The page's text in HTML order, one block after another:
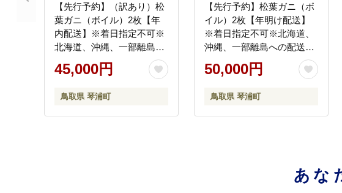
【先行予約】（訳あり）松
葉ガニ（ボイル）2枚【年
内配送】※着日指定不可※
北海道、沖縄、一部離島へ
の配送不可《ずわいがに
かに カニ 蟹》
45,000円
鳥取県 琴浦町
【先行予約】松葉ガニ（ボ
イル）2枚【年明け配送】
※着日指定不可※北海道、
沖縄、一部離島への配送不
可《ずわいがに かに カ
ニ 蟹 正体》
50,000円
鳥取県 琴浦町
あな